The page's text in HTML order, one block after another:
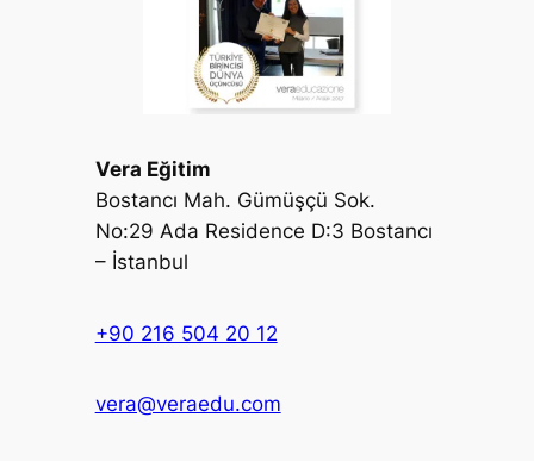
Vera Eğitim
Bostancı Mah. Gümüşçü Sok.
No:29 Ada Residence D:3 Bostancı
– İstanbul
+90 216 504 20 12
vera@veraedu.com